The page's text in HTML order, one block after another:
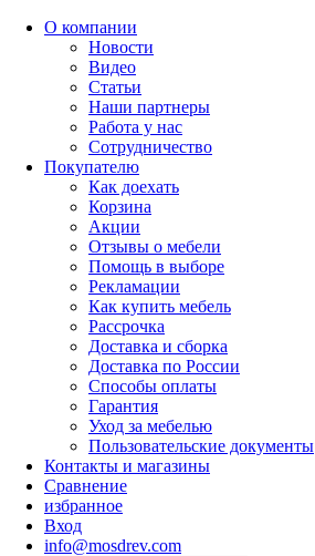
О компании
Новости
Видео
Статьи
Наши партнеры
Работа у нас
Сотрудничество
Покупателю
Как доехать
Корзина
Акции
Отзывы о мебели
Помощь в выборе
Рекламации
Как купить мебель
Рассрочка
Доставка и сборка
Доставка по России
Способы оплаты
Гарантия
Уход за мебелью
Пользовательские документы
Контакты и магазины
Сравнение
избранное
Вход
info@mosdrev.com